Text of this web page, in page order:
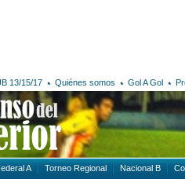
13/15/17 Quiénes somos Gol A Gol
A Torneo Regional Nacional B